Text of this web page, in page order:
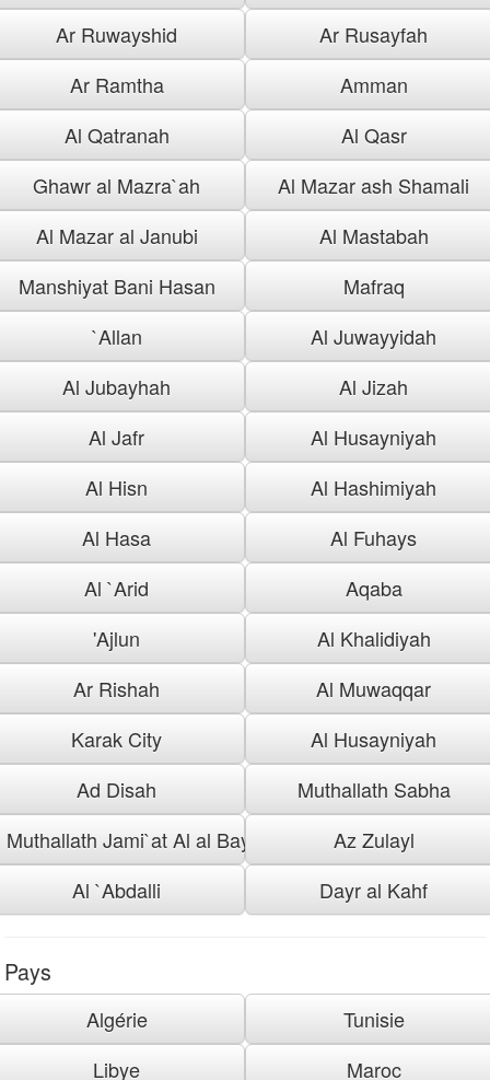
Ar Ruwayshid
Ar Rusayfah
Ar Ramtha
Amman
Al Qatranah
Al Qasr
Ghawr al Mazra`ah
Al Mazar ash Shamali
Al Mazar al Janubi
Al Mastabah
Manshiyat Bani Hasan
Mafraq
`Allan
Al Juwayyidah
Al Jubayhah
Al Jizah
Al Jafr
Al Husayniyah
Al Hisn
Al Hashimiyah
Al Hasa
Al Fuhays
Al `Arid
Aqaba
'Ajlun
Al Khalidiyah
Ar Rishah
Al Muwaqqar
Karak City
Al Husayniyah
Ad Disah
Muthallath Sabha
Muthallath Jami`at Al al Bayt
Az Zulayl
Al `Abdalli
Dayr al Kahf
Pays
Algérie
Tunisie
Libye
Maroc